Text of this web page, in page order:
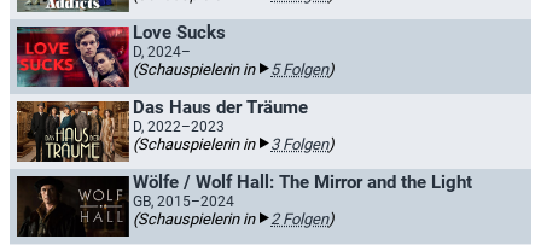
Love Sucks
D, 2024–
(Schauspielerin in 5 Folgen)
Das Haus der Träume
D, 2022–2023
(Schauspielerin in 3 Folgen)
Wölfe / Wolf Hall: The Mirror and the Light
GB, 2015–2024
(Schauspielerin in 2 Folgen)